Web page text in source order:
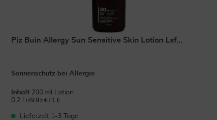
Piz Buin Allergy Sun Sensitive Skin Lotion Lsf...
Sonnenschutz bei Allergie
Inhalt 200 ml Lotion
0.2 l
(49,95 € / 1 l)
Lieferzeit 1-3 Tage